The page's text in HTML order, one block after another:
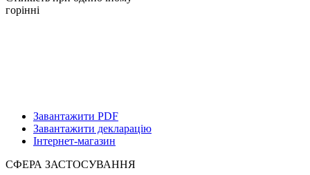
горінні
Завантажити PDF
Завантажити декларацію
Інтернет-магазин
СФЕРА ЗАСТОСУВАННЯ